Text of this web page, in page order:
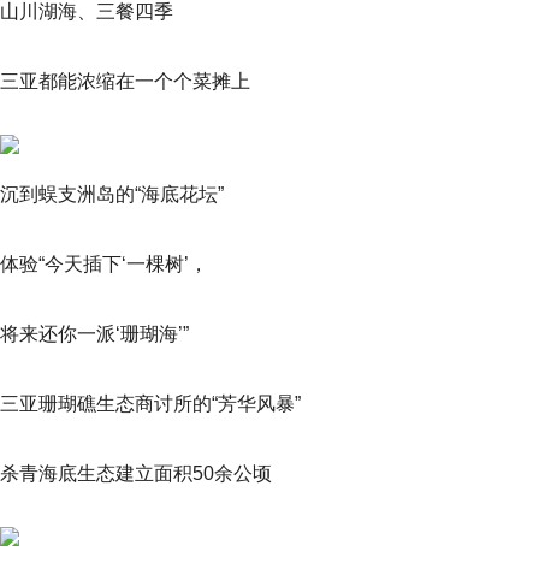
山川湖海、三餐四季
三亚都能浓缩在一个个菜摊上
沉到蜈支洲岛的“海底花坛”
体验“今天插下‘一棵树’，
将来还你一派‘珊瑚海’”
三亚珊瑚礁生态商讨所的“芳华风暴”
杀青海底生态建立面积50余公顷